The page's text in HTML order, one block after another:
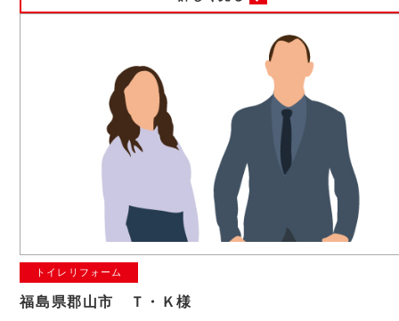
トイレリフォーム
福島県郡山市 Ｔ・Ｋ様